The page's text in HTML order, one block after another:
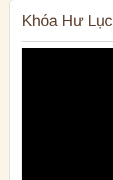
Khóa Hư Lục